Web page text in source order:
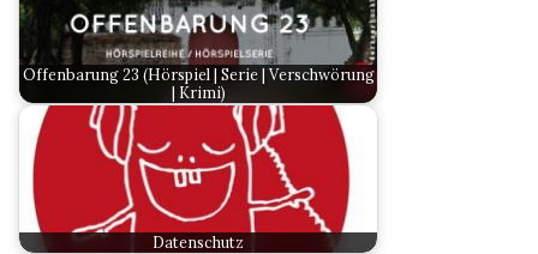
Offenbarung 23 (Hörspiel | Serie | Verschwörung
| Krimi)
Datenschutz